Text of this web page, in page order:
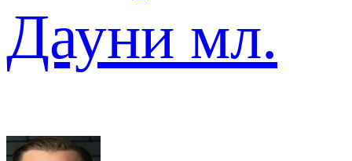
Дауни мл.